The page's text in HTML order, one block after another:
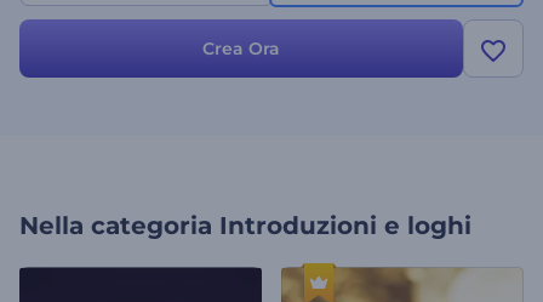
Crea Ora
Nella categoria Introduzioni e loghi